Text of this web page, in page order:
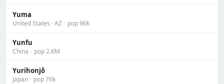
Yuma
United States · AZ · pop 96k
Yunfu
China · pop 2.6M
Yurihonjō
Japan · pop 76k